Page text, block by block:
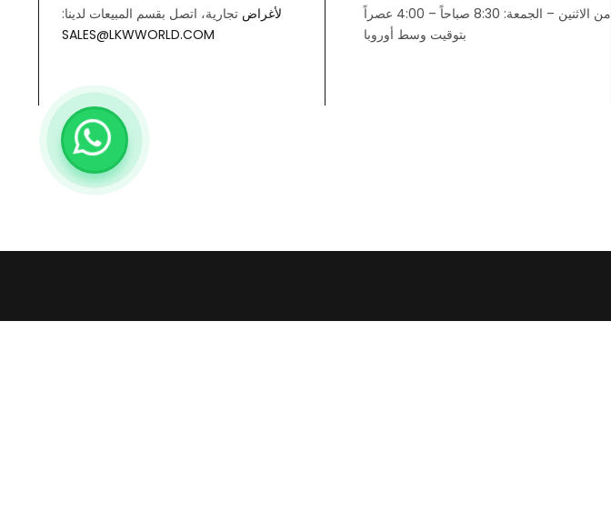
من الاثنين – الجمعة: 8:30 صباحاً – 4:00 عصراً
بتوقيت وسط أوروبا
لأغراض تجارية، اتصل بقسم المبيعات لدينا:
SALES@LKWWORLD.COM